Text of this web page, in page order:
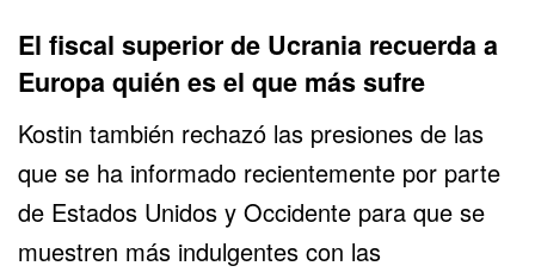
El fiscal superior de Ucrania recuerda a
Europa quién es el que más sufre
Kostin también rechazó las presiones de las
que se ha informado recientemente por parte
de Estados Unidos y Occidente para que se
muestren más indulgentes con las